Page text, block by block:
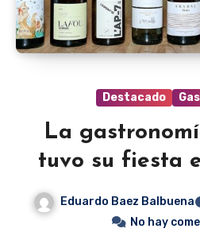
Destacado
La
tuvo su fiesta
Eduardo Baez Balbuena
No hay